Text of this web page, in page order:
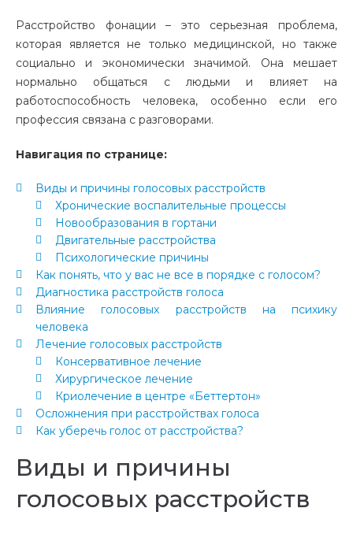
Расстройство фонации – это серьезная проблема,
которая является не только медицинской, но также
социально и экономически значимой. Она мешает
нормально общаться с людьми и влияет на
работоспособность человека, особенно если его
профессия связана с разговорами.
Навигация по странице:
Виды и причины голосовых расстройств
Хронические воспалительные процессы
Новообразования в гортани
Двигательные расстройства
Психологические причины
Как понять, что у вас не все в порядке с голосом?
Диагностика расстройств голоса
Влияние голосовых расстройств на психику
человека
Лечение голосовых расстройств
Консервативное лечение
Хирургическое лечение
Криолечение в центре «Беттертон»
Осложнения при расстройствах голоса
Как уберечь голос от расстройства?
Виды и причины
голосовых расстройств